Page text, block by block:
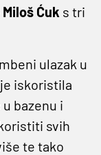
Miloš Ćuk s tri
ulazak u
iskoristila
bazenu i
svih
te tako